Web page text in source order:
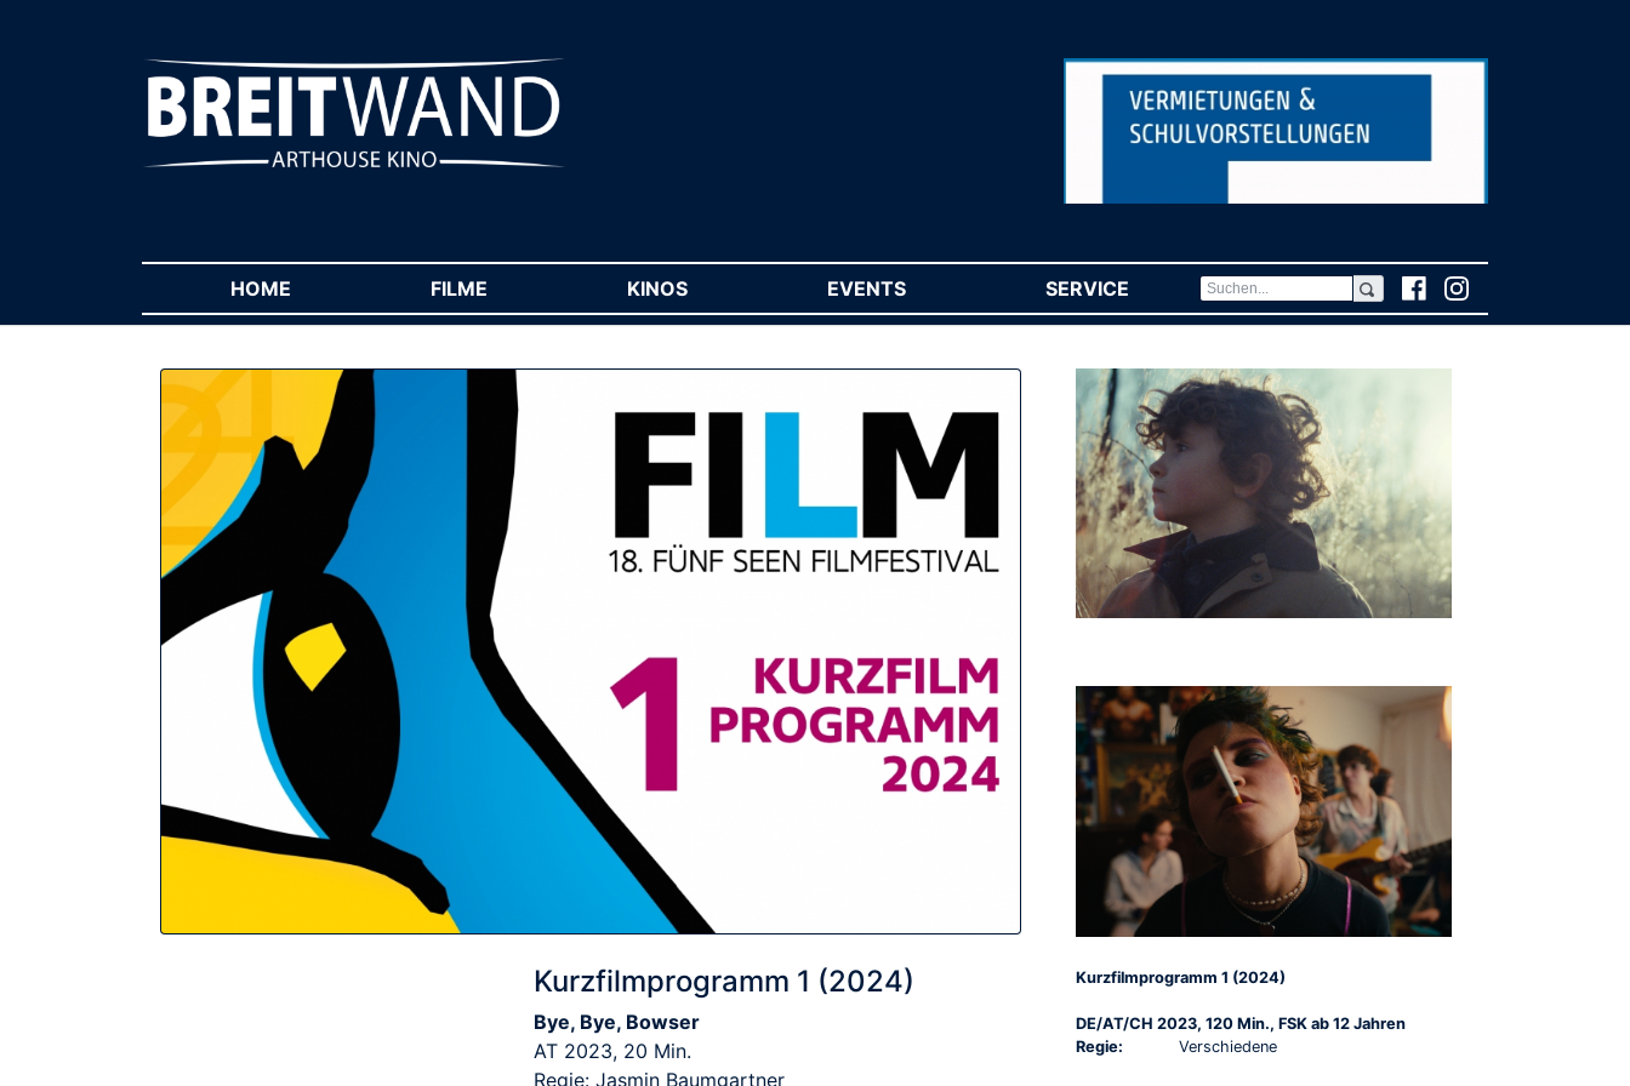
HOME FILME KINOS EVENTS SERVICE (CURRENT)
Kurzfilmprogramm 1 (2024)
Bye, Bye, Bowser
AT 2023, 20 Min.
Regie: Jasmin Baumgartner
Kurzfilmprogramm 1 (2024)
DE/AT/CH 2023, 120 Min., FSK ab 12 Jahren
Regie:
Verschiedene